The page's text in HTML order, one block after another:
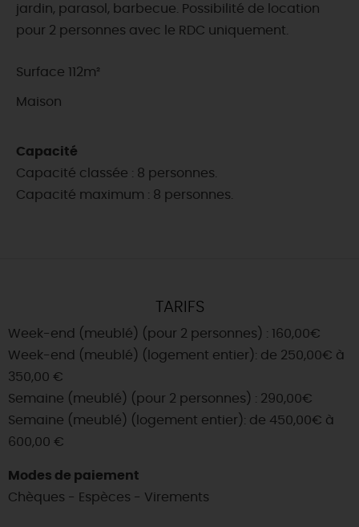
jardin, parasol, barbecue. Possibilité de location
pour 2 personnes avec le RDC uniquement.
Surface 112m²
Maison
Capacité
Capacité classée : 8 personnes.
Capacité maximum : 8 personnes.
TARIFS
Week-end (meublé) (pour 2 personnes) : 160,00€
Week-end (meublé) (logement entier): de 250,00€ à
350,00 €
Semaine (meublé) (pour 2 personnes) : 290,00€
Semaine (meublé) (logement entier): de 450,00€ à
600,00 €
Modes de paiement
Chèques - Espèces - Virements